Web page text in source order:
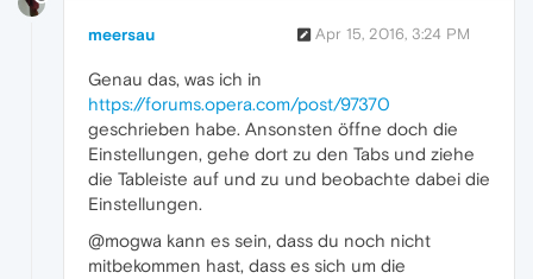
meersau Apr 15, 2016, 3:24 PM
Genau das, was ich in
https://forums.opera.com/post/97370
geschrieben habe. Ansonsten öffne doch die
Einstellungen, gehe dort zu den Tabs und ziehe
die Tableiste auf und zu und beobachte dabei die
Einstellungen.
@mogwa kann es sein, dass du noch nicht
mitbekommen hast, dass es sich um die